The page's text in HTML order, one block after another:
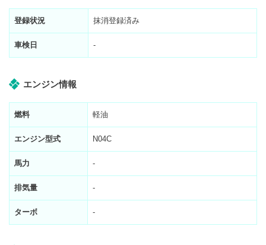
登録状況 抹消登録済み
車検日 -
エンジン情報
燃料 軽油
エンジン型式 N04C
馬力 -
排気量 -
ターボ -